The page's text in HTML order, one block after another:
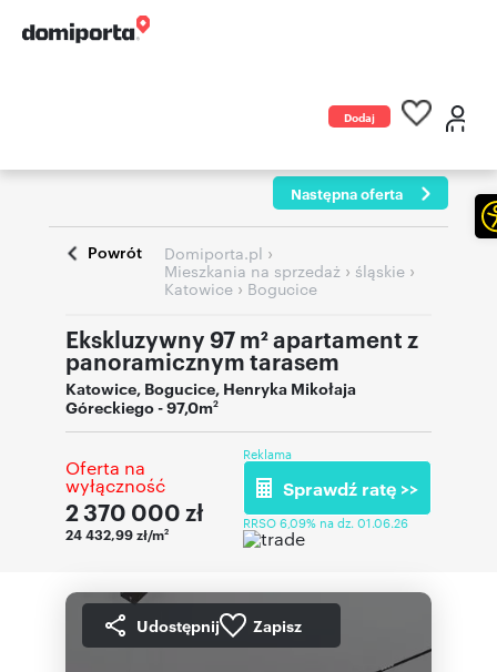
Dodaj
Następna oferta
Powrót Domiporta.pl ›
Mieszkania na sprzedaż › śląskie ›
Katowice › Bogucice
Ekskluzywny 97 m² apartament z
panoramicznym tarasem
Katowice, Bogucice, Henryka Mikołaja
Góreckiego- 97,0m2
Oferta na
wyłączność
2 370 000 zł
24 432,99 zł/m2
Reklama
Sprawdź ratę >>
RRSO 6,09% na dz. 01.06.26
Udostępnij Zapisz